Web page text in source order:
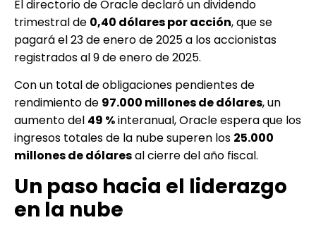
El directorio de Oracle declaró un dividendo
trimestral de 0,40 dólares por acción, que se
pagará el 23 de enero de 2025 a los accionistas
registrados al 9 de enero de 2025.
Con un total de obligaciones pendientes de
rendimiento de 97.000 millones de dólares, un
aumento del 49 %interanual, Oracle espera que los
ingresos totales de la nube superen los 25.000
millones de dólaresal cierre del año fiscal.
Un paso hacia el liderazgo
en la nube